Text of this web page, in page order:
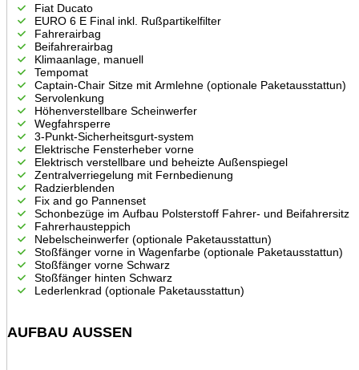
Fiat Ducato
EURO 6 E Final inkl. Rußpartikelfilter
Fahrerairbag
Beifahrerairbag
Klimaanlage, manuell
Tempomat
Captain-Chair Sitze mit Armlehne (optionale Paketausstattun)
Servolenkung
Höhenverstellbare Scheinwerfer
Wegfahrsperre
3-Punkt-Sicherheitsgurt-system
Elektrische Fensterheber vorne
Elektrisch verstellbare und beheizte Außenspiegel
Zentralverriegelung mit Fernbedienung
Radzierblenden
Fix and go Pannenset
Schonbezüge im Aufbau Polsterstoff Fahrer- und Beifahrersitz
Fahrerhausteppich
Nebelscheinwerfer (optionale Paketausstattun)
Stoßfänger vorne in Wagenfarbe (optionale Paketausstattun)
Stoßfänger vorne Schwarz
Stoßfänger hinten Schwarz
Lederlenkrad (optionale Paketausstattun)
AUFBAU AUSSEN